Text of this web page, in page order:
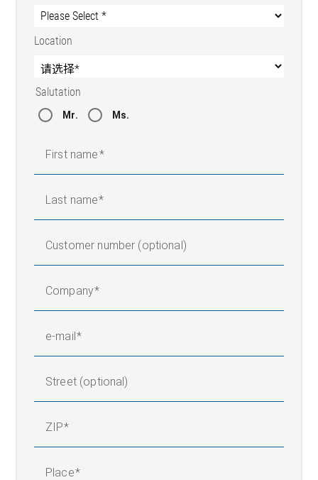
Location
Salutation
Mr. Ms.
First name
Last name
Customer number (optional)
Company
e-mail
Street (optional)
ZIP
Place